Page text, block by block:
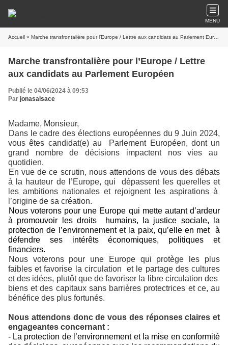
MENU
Accueil » Marche transfrontalière pour l’Europe / Lettre aux candidats au Parlement Européen
Marche transfrontalière pour l’Europe / Lettre
aux candidats au Parlement Européen
Publié le 04/06/2024 à 09:53
Par jonasalsace
Madame, Monsieur,
Dans le cadre des élections européennes du 9 Juin 2024,
vous êtes candidat(e) au Parlement Européen, dont un
grand nombre de décisions impactent nos vies au
quotidien.
En vue de ce scrutin, nous attendons de vous des débats
à la hauteur de l’Europe, qui dépassent les querelles et
les ambitions nationales et rejoignent les aspirations à
l’origine de sa création.
Nous voterons pour une Europe qui mette autant d’ardeur
à promouvoir les droits humains, la justice sociale, la
protection de l’environnement et la paix, qu’elle en met à
défendre ses intérêts économiques, politiques et
financiers.
Nous voterons pour une Europe qui protège les plus
faibles et favorise la circulation et le partage des cultures
et des idées, plutôt que de favoriser la libre circulation des
biens et des capitaux sans barrières protectrices et ce, au
bénéfice des plus fortunés.
Nous attendons donc de vous des réponses claires et
engageantes concernant :
- La protection de l’environnement et la mise en conformité